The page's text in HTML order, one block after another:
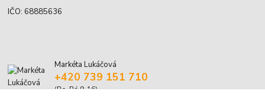
IČO: 68885636
Markéta Lukáčová
+420 739 151 710
(Po-Pá 9-16)